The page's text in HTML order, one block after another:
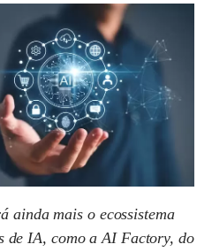
ainda mais o ecossistema
de IA, como a AI Factory, do